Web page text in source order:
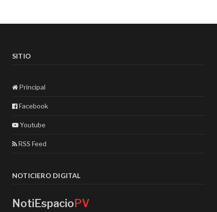
SITIO
Principal
Facebook
Youtube
RSS Feed
NOTICIERO DIGITAL
NotiEspacioPV